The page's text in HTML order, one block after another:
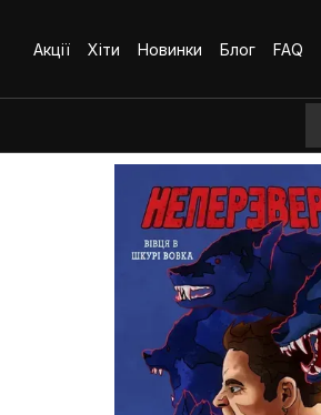
Акції
Хіти Новинки Блог FAQ